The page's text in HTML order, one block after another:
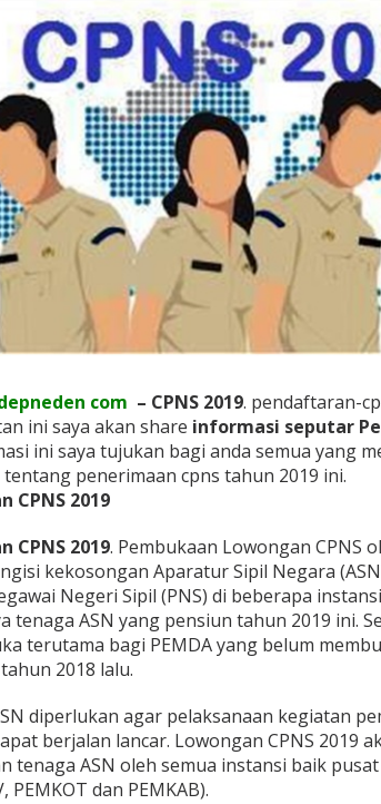
e
i
a
d
a
n
J
a
l
e
n
d
a
f
t
a
n
C
P
S
2
1
9
.
com – CPNS 2019. pendaftaran-
ini saya akan share informasi seputar
ini saya tujukan bagi anda semua yang
penerimaan cpns tahun 2019 ini.
CPNS 2019
CPNS 2019. Pembukaan Lowongan CPNS
kekosongan Aparatur Sipil Negara
Negeri Sipil (PNS) di beberapa
tenaga ASN yang pensiun tahun 2019 ini.
terutama bagi PEMDA yang belum
2018 lalu.
diperlukan agar pelaksanaan kegiatan
berjalan lancar. Lowongan CPNS 2019
tenaga ASN oleh semua instansi baik
PEMKOT dan PEMKAB).